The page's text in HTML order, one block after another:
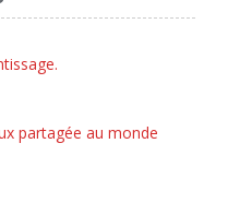
partagée au monde